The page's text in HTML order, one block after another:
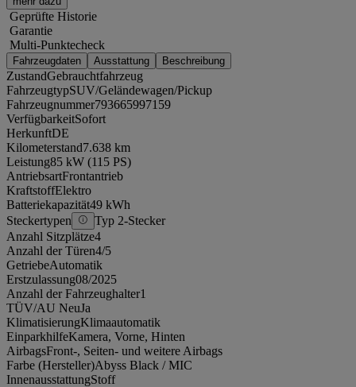
Geprüfte Historie
Garantie
Multi-Punktecheck
Fahrzeugdaten Ausstattung Beschreibung
ZustandGebrauchtfahrzeug
FahrzeugtypSUV/Geländewagen/Pickup
Fahrzeugnummer793665997159
VerfügbarkeitSofort
HerkunftDE
Kilometerstand7.638 km
Leistung85 kW (115 PS)
AntriebsartFrontantrieb
KraftstoffElektro
Batteriekapazität49 kWh
Steckertypen
Typ 2-Stecker
Anzahl Sitzplätze4
Anzahl der Türen4/5
GetriebeAutomatik
Erstzulassung08/2025
Anzahl der Fahrzeughalter1
TÜV/AU NeuJa
KlimatisierungKlimaautomatik
EinparkhilfeKamera, Vorne, Hinten
AirbagsFront-, Seiten- und weitere Airbags
Farbe (Hersteller)Abyss Black / MIC
InnenausstattungStoff